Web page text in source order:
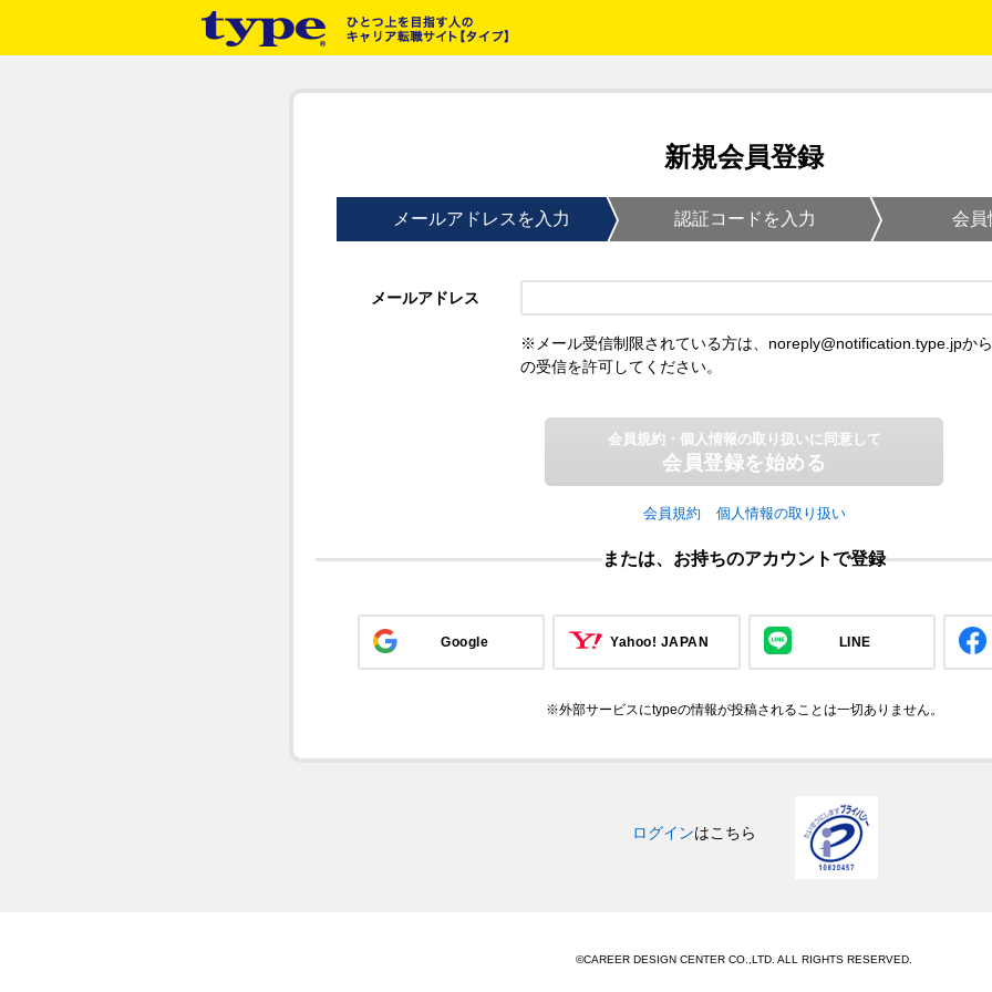
新規会員登録
メールアドレスを入力 認証コードを入力 会員
メールアドレス
※メール受信制限されている方は、noreply@notification.type.jpから
の受信を許可してください。
会員規約・個人情報の取り扱いに同意して
会員登録を始める
会員規約 個人情報の取り扱い
または、お持ちのアカウントで登録
Google Yahoo! JAPAN LINE
※外部サービスにtypeの情報が投稿されることは一切ありません。
ログインはこちら
©CAREER DESIGN CENTER CO.,LTD. ALL RIGHTS RESERVED.